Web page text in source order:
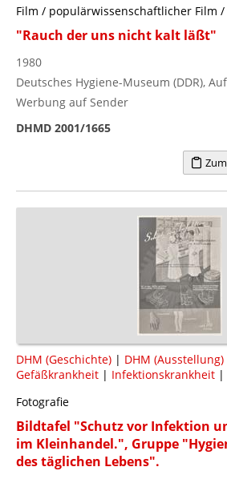
Film / populärwissenschaftlicher Film
"Rauch der uns nicht kalt läßt"
1980
Deutsches Hygiene-Museum (DDR),
Werbung auf Sender
DHMD 2001/1665
DHM (Geschichte) | DHM (Ausstellung)
Gefäßkrankheit | Infektionskrankheit |
Fotografie
Bildtafel "Schutz vor Infektion
im Kleinhandel.", Gruppe
des täglichen Lebens".